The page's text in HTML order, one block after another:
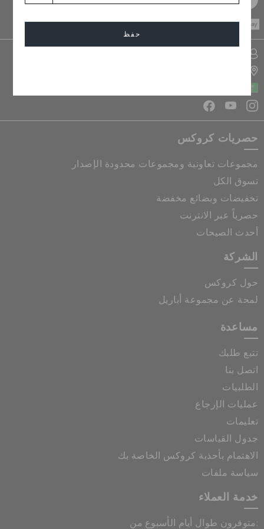
حفظ
CASH ON
حصريات كروكس
مجموعات تعاونية ومجموعات محدودة الإصدار
تسوق الكل
تخفيضات وبضائع مخفضة
حصرياً عبر الانترنت
أحدث الصيحات
الشركة
حول كروكس
لمحة عن مجموعة أباريل
مساعدة
تتبع طلبك
اتصل بنا
الطلبيات
عمليات الإرجاع
تعليمات
جدول القياسات
الاهتمام بأحذية كروكس الخاصة بك
سياسة ملفات
خدمة العملاء
متوفرون طوال أيام الأسبوع من: